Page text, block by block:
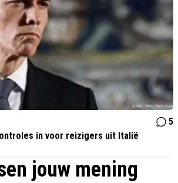
5
in voor reizigers uit Italië
jouw mening